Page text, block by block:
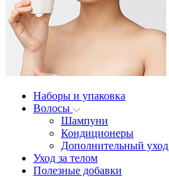
Наборы и упаковка
Волосы
Шампуни
Кондиционеры
Дополнительный уход
Уход за телом
Полезные добавки